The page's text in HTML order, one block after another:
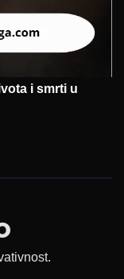
i smrti u